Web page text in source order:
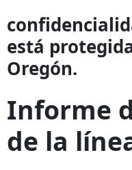
está
Oregón.
Informe
de la